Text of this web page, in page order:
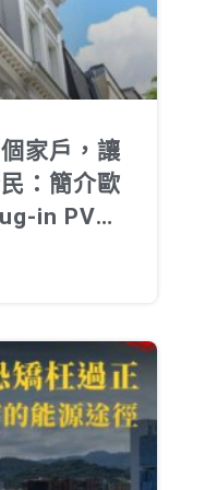
家戶，讓
：簡介歐
in PV）